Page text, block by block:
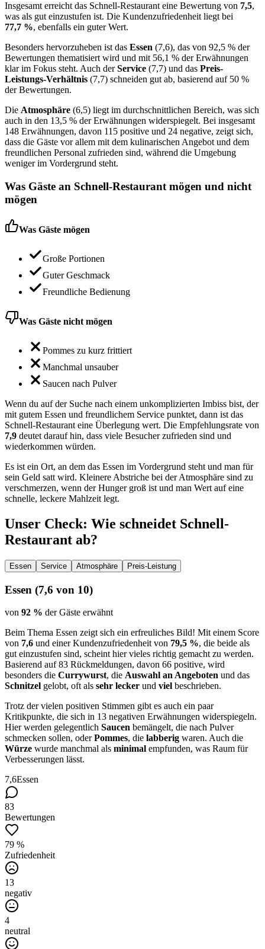
Insgesamt erreicht das Schnell-Restaurant eine Bewertung von 7,5,
was als gut einzustufen ist. Die Kundenzufriedenheit liegt bei
77,7 %, ebenfalls ein guter Wert.
Besonders hervorzuheben ist das Essen (7,6), das von 92,5 % der
Bewertungen thematisiert wird und mit 56,1 % der Erwähnungen
klar im Fokus steht. Auch derService (7,7) und das Preis-
Leistungs-Verhältnis (7,7) schneiden gut ab, basierend auf 50 %
der Bewertungen.
Die Atmosphäre (6,5) liegt im durchschnittlichen Bereich, was sich
auch in den 13,5 % der Erwähnungen widerspiegelt. Bei insgesamt
148 Erwähnungen, davon 115 positive und 24 negative, zeigt sich,
dass die Gäste vor allem mit dem kulinarischen Angebot und dem
freundlichen Personal zufrieden sind, während die Umgebung
weniger im Vordergrund steht.
Was Gäste an Schnell-Restaurant mögen und nicht
mögen
Was Gäste mögen
Große Portionen
Guter Geschmack
Freundliche Bedienung
Was Gäste nicht mögen
Pommes zu kurz frittiert
Manchmal unsauber
Saucen nach Pulver
Wenn du auf der Suche nach einem unkomplizierten Imbiss bist, der
mit gutem Essen und freundlichem Service punktet, dann ist das
Schnell-Restaurant eine Überlegung wert. Die Empfehlungsrate von
7,9 deutet darauf hin, dass viele Besucher zufrieden sind und
wiederkommen würden.
Es ist ein Ort, an dem das Essen im Vordergrund steht und man für
sein Geld satt wird. Kleinere Abstriche bei der Atmosphäre sind zu
verschmerzen, wenn der Hunger groß ist und man Wert auf eine
schnelle, leckere Mahlzeit legt.
Unser Check: Wie schneidet Schnell-
Restaurant ab?
Essen Service Atmosphäre Preis-Leistung
Essen (7,6 von 10)
von 92 % der Gäste erwähnt
Beim Thema Essen zeigt sich ein erfreuliches Bild! Mit einem Score
von 7,6 und einer Kundenzufriedenheit von 79,5 %, die beide als
gut einzustufen sind, scheint hier vieles richtig gemacht zu werden.
Basierend auf 83 Rückmeldungen, davon 66 positive, wird
besonders die Currywurst, die Auswahl an Angeboten und das
Schnitzel gelobt, oft als sehr lecker und viel beschrieben.
Trotz der vielen positiven Stimmen gibt es auch ein paar
Kritikpunkte, die sich in 13 negativen Erwähnungen widerspiegeln.
Hier werden gelegentlich Saucen bemängelt, die nach Pulver
schmecken sollen, oderPommes, die labberig waren. Auch die
Würze wurde manchmal als minimal empfunden, was Raum für
Verbesserungen lässt.
7,6Essen
83
Bewertungen
79 %
Zufriedenheit
13
negativ
4
neutral